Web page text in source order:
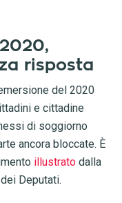
risposta
del 2020
e cittadine
di soggiorno
ancora bloccate. È
illustratodalla
Deputati.